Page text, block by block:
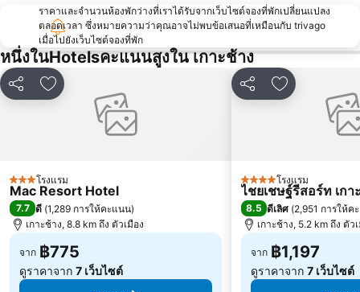
ราคาและจำนวนห้องพักว่างที่เราได้รับจากเว็บไซต์จองที่พักเปลี่ยนแปลง
ตลอดเวลา ซึ่งหมายความว่าคุณอาจไม่พบข้อเสนอที่เหมือนกับ trivago
เมื่อไปยังเว็บไซต์จองที่พัก
หนึ่งในHotelsคะแนนสูงใน เกาะช้าง
แชร์ เพิ่มในรายการโปรด
3 ดาวโรงแรม
Mac Resort Hotel
7.7 ดี (1,289 การให้คะแนน)
เกาะช้าง, 8.8 km ถึง ตัวเมือง
จาก ฿775
ดูราคาจาก 7 เว็บไซต์
แชร์ เพิ่มในรายกา
4 ดาว โรงแรม
ไชยเชษฐ์รีสอร์ท เกา
8.5 ดีเลิศ (2,951 การให้ค
เกาะช้าง, 5.2 km ถึง ตัว
จาก ฿1,197
ดูราคาจาก 7 เว็บไซต์